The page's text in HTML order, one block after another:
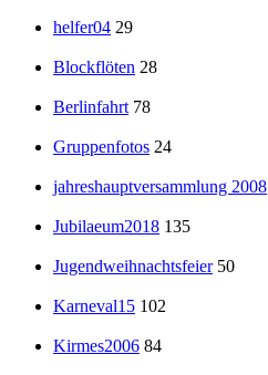
helfer04 29
Blockflöten 28
Berlinfahrt 78
Gruppenfotos 24
jahreshauptversammlung 2008
Jubilaeum2018 135
Jugendweihnachtsfeier 50
Karneval15 102
Kirmes2006 84